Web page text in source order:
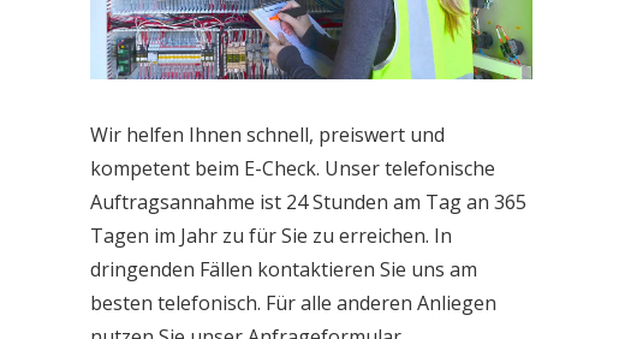
Wir helfen Ihnen schnell, preiswert und
kompetent beim E-Check. Unser telefonische
Auftragsannahme ist 24 Stunden am Tag an 365
Tagen im Jahr zu für Sie zu erreichen. In
dringenden Fällen kontaktieren Sie uns am
besten telefonisch. Für alle anderen Anliegen